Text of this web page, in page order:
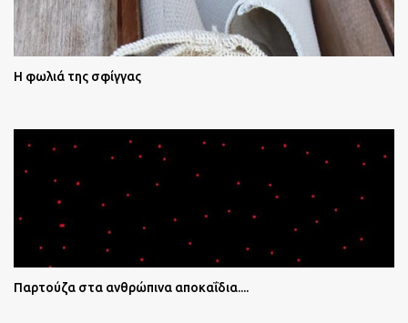
Η φωλιά της σφίγγας
Παρτούζα στα ανθρώπινα αποκαΐδια....